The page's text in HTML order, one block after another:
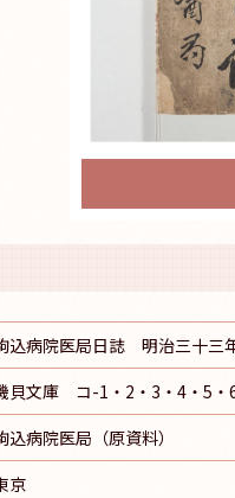
込病院医局日誌 明治三十三
貝文庫 コ-1・2・3・4・5・
込病院医局（原資料）
京